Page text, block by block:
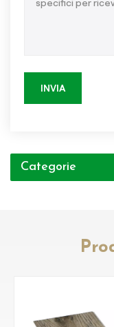
INVIA
Categorie